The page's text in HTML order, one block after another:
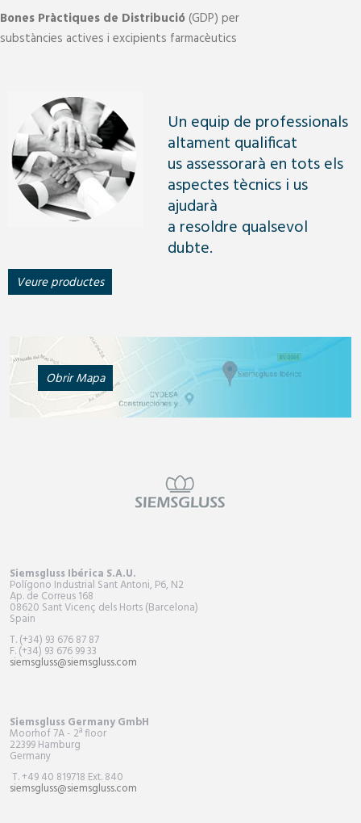
Bones Pràctiques de Distribució (GDP) per
substàncies actives i excipients farmacèutics
Un equip de professionals
altament qualificat
us assessorarà en tots els
aspectes tècnics i us
ajudarà
a resoldre qualsevol
dubte.
Veure productes
Obrir Mapa
Siemsgluss Ibérica S.A.U.
Polígono Industrial Sant Antoni, P6, N2
Ap. de Correus 168
08620 Sant Vicenç dels Horts (Barcelona)
Spain
T. (+34) 93 676 87 87
F. (+34) 93 676 99 33
siemsgluss@siemsgluss.com
Siemsgluss Germany GmbH
Moorhof 7A - 2ª floor
22399 Hamburg
Germany
T. +49 40 819718 Ext. 840
siemsgluss@siemsgluss.com